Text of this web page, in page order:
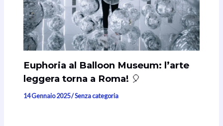
Euphoria al Balloon Museum: l’arte
leggera torna a Roma! 🎈
14 Gennaio 2025/Senza categoria